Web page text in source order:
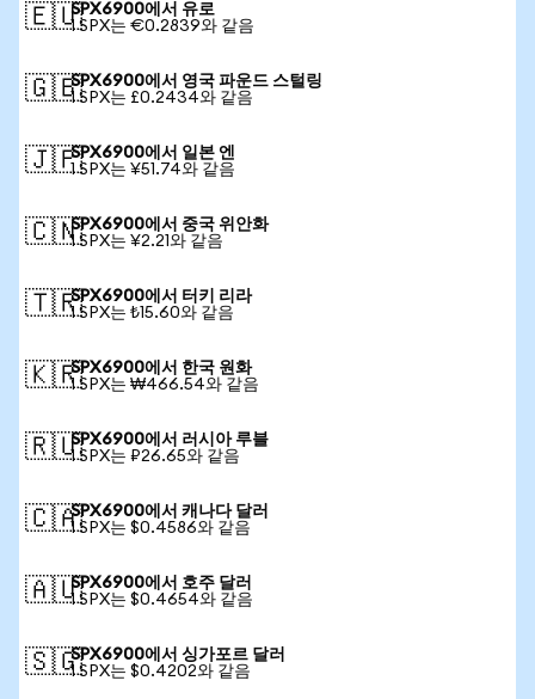
🇪🇺SPX6900에서 유로
1 SPX는 €0.2839와 같음
🇬🇧SPX6900에서 영국 파운드 스털링
1 SPX는 £0.2434와 같음
🇯🇵SPX6900에서 일본 엔
1 SPX는 ¥51.74와 같음
🇨🇳SPX6900에서 중국 위안화
1 SPX는 ¥2.21와 같음
🇹🇷SPX6900에서 터키 리라
1 SPX는 ₺15.60와 같음
🇰🇷SPX6900에서 한국 원화
1 SPX는 ₩466.54와 같음
🇷🇺SPX6900에서 러시아 루블
1 SPX는 ₽26.65와 같음
🇨🇦SPX6900에서 캐나다 달러
1 SPX는 $0.4586와 같음
🇦🇺SPX6900에서 호주 달러
1 SPX는 $0.4654와 같음
🇸🇬SPX6900에서 싱가포르 달러
1 SPX는 $0.4202와 같음